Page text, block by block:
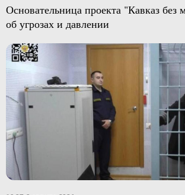
Основательница проекта "Кавказ без
об угрозах и давлении